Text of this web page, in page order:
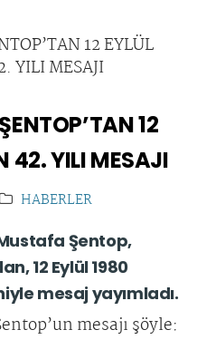
12
42. YILI MESAJI
HABERLER
Şentop,
12 Eylül 1980
mesaj yayımladı.
mesajı şöyle: